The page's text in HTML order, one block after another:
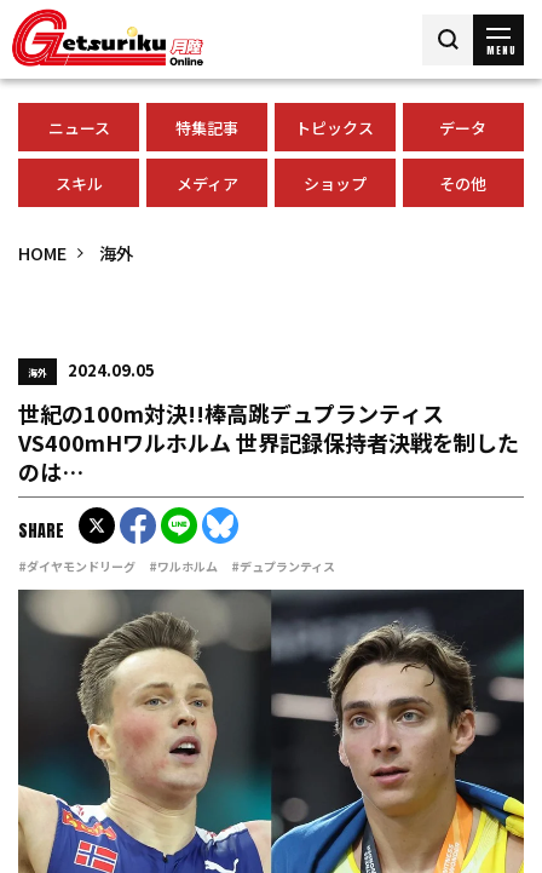
MENU
ニュース 特集記事 トピックス データ
スキル メディア ショップ その他
HOME 海外
海外 2024.09.05
世紀の100m対決!!棒高跳デュプランティス
VS400mHワルホルム 世界記録保持者決戦を制した
のは…
#ダイヤモンドリーグ #ワルホルム #デュプランティス
SHARE